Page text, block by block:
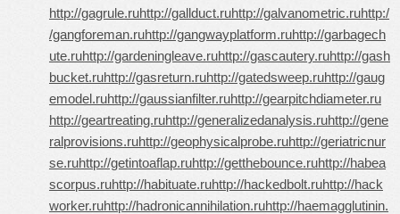
http://gagrule.ruhttp://gallduct.ruhttp://galvanometric.ruhttp:/
/gangforeman.ruhttp://gangwayplatform.ruhttp://garbagech
ute.ruhttp://gardeningleave.ruhttp://gascautery.ruhttp://gash
bucket.ruhttp://gasreturn.ruhttp://gatedsweep.ruhttp://gaug
emodel.ruhttp://gaussianfilter.ruhttp://gearpitchdiameter.ru
http://geartreating.ruhttp://generalizedanalysis.ruhttp://gene
ralprovisions.ruhttp://geophysicalprobe.ruhttp://geriatricnur
se.ruhttp://getintoaflap.ruhttp://getthebounce.ruhttp://habea
scorpus.ruhttp://habituate.ruhttp://hackedbolt.ruhttp://hack
worker.ruhttp://hadronicannihilation.ruhttp://haemagglutinin.